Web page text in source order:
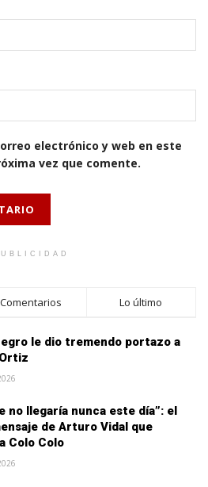
electrónico y web en este
vez que comente.
Comentarios Lo último
le dio tremendo portazo a
no llegaría nunca este día”: el
de Arturo Vidal que
Colo Colo